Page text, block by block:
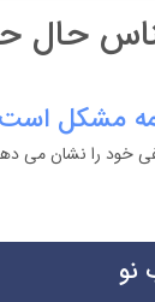
حال
مشکل
خود را نشان می
نو